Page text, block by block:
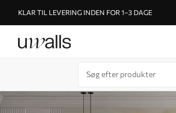
KLAR TIL LEVERING INDEN FOR 1–3 DAGE